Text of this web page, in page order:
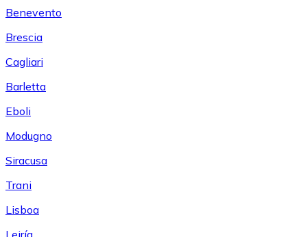
Benevento
Brescia
Cagliari
Barletta
Eboli
Modugno
Siracusa
Trani
Lisboa